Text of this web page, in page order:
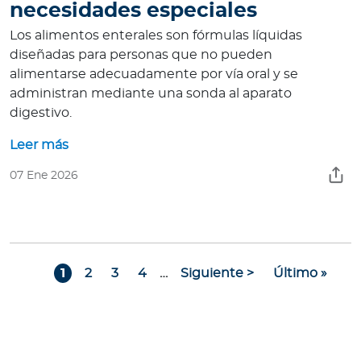
necesidades especiales
Los alimentos enterales son fórmulas líquidas
diseñadas para personas que no pueden
alimentarse adecuadamente por vía oral y se
administran mediante una sonda al aparato
digestivo.
Leer más
07 Ene 2026
Page
1 Page
2 Page
3 Page
4 … Siguiente página
Siguiente > Última
Último »